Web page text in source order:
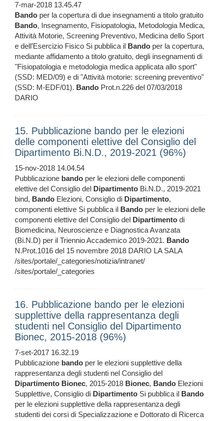
7-mar-2018 13.45.47
Bando per la copertura di due insegnamenti a titolo gratuito
Bando, Insegnamento, Fisiopatologia, Metodologia Medica,
Attività Motorie, Screening Preventivo, Medicina dello Sport
e dell’Esercizio Fisico Si pubblica il Bando per la copertura,
mediante affidamento a titolo gratuito, degli insegnamenti di
"Fisiopatologia e metodologia medica applicata allo sport"
(SSD: MED/09) e di "Attività motorie: screening preventivo"
(SSD: M-EDF/01). Bando Prot.n.226 del 07/03/2018
DARIO
15. Pubblicazione bando per le elezioni
delle componenti elettive del Consiglio del
Dipartimento Bi.N.D., 2019-2021 (96%)
15-nov-2018 14.04.54
Pubblicazione bando per le elezioni delle componenti
elettive del Consiglio del Dipartimento Bi.N.D., 2019-2021
bind, Bando Elezioni, Consiglio di Dipartimento,
componenti elettive Si pubblica il Bando per le elezioni delle
componenti elettive del Consiglio del Dipartimento di
Biomedicina, Neuroscienze e Diagnostica Avanzata
(Bi.N.D) per il Triennio Accademico 2019-2021. Bando
N.Prot.1016 del 15 novembre 2018 DARIO LA SALA
/sites/portale/_categories/notizia/intranet/
/sites/portale/_categories
16. Pubblicazione bando per le elezioni
supplettive della rappresentanza degli
studenti nel Consiglio del Dipartimento
Bionec, 2015-2018 (96%)
7-set-2017 16.32.19
Pubblicazione bando per le elezioni supplettive della
rappresentanza degli studenti nel Consiglio del
Dipartimento Bionec, 2015-2018 Bionec, Bando Elezioni
Supplettive, Consiglio di Dipartimento Si pubblica il Bando
per le elezioni supplettive della rappresentanza degli
studenti dei corsi di Specializzazione e Dottorato di Ricerca